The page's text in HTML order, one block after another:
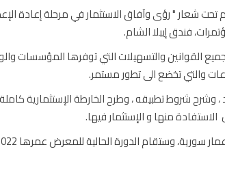
شعار " رؤى وآفاق الاستثمار في مرحلة إعادة
القوانين والتسهيلات التي توفرها المؤسسات
والتي تخضع الى تطور مستمر.
وشرح شروط تطبيقه ، وطرح الخارطة الإستثمارية
منها و الإستثمار فيها.